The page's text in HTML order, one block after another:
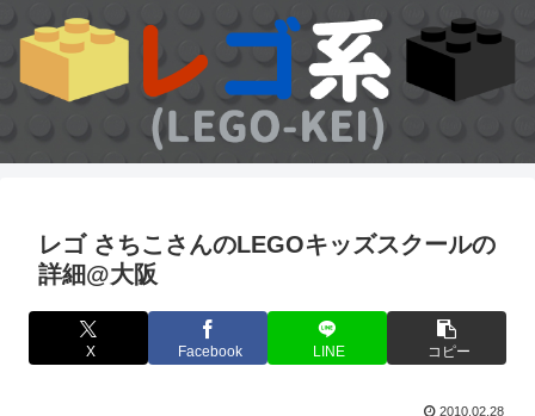
レゴ さちこさんのLEGOキッズスクールの
詳細@大阪
X Facebook LINE コピー
2010.02.28